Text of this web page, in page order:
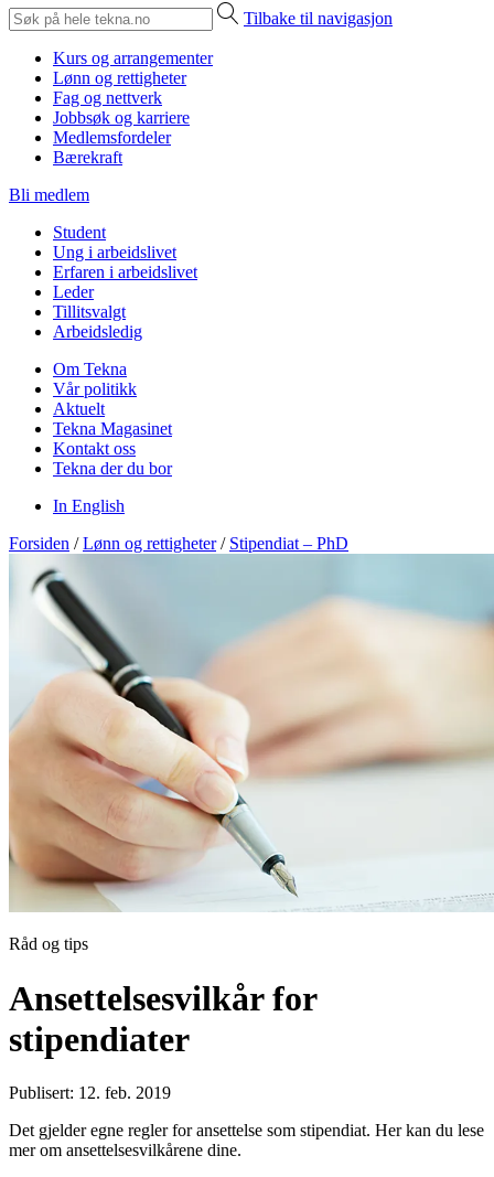
Tilbake til navigasjon
Kurs og arrangementer
Lønn og rettigheter
Fag og nettverk
Jobbsøk og karriere
Medlemsfordeler
Bærekraft
Bli medlem
Student
Ung i arbeidslivet
Erfaren i arbeidslivet
Leder
Tillitsvalgt
Arbeidsledig
Om Tekna
Vår politikk
Aktuelt
Tekna Magasinet
Kontakt oss
Tekna der du bor
In English
Forsiden / Lønn og rettigheter / Stipendiat – PhD
Råd og tips
Ansettelsesvilkår for
stipendiater
Publisert: 12. feb. 2019
Det gjelder egne regler for ansettelse som stipendiat. Her kan du lese
mer om ansettelsesvilkårene dine.